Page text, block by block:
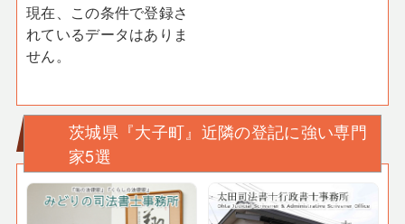
現在、この条件で登録さ
れているデータはありま
せん。
茨城県『大子町』近隣の登記に強い専門
家5選